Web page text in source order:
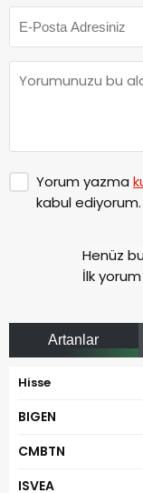
Yorum yazma
kabul ediyorum.
Henüz
İlk
Artanlar
Hisse
BIGEN
CMBTN
ISVEA